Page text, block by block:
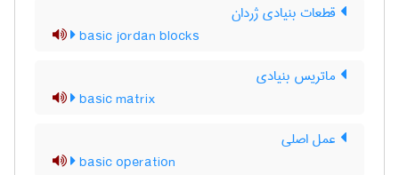
قطعات بنیادی ژردان
basic jordan blocks
ماتریس بنیادی
basic matrix
عمل اصلی
basic operation